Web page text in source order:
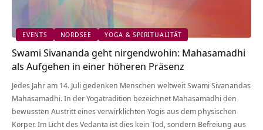
EVENTS NORDSEE YOGA & SPIRITUALITÄT
Swami Sivananda geht nirgendwohin: Mahasamadhi
als Aufgehen in einer höheren Präsenz
Jedes Jahr am 14. Juli gedenken Menschen weltweit Swami Sivanandas
Mahasamadhi. In der Yogatradition bezeichnet Mahasamadhi den
bewussten Austritt eines verwirklichten Yogis aus dem physischen
Körper. Im Licht des Vedanta ist dies kein Tod, sondern Befreiung aus